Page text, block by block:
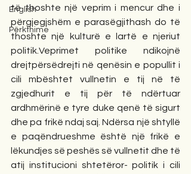
English
Përkthime
të thoshte një veprim i mencur dhe i
përgjegjshëm e parasëgjithash do të
thoshte një kulturë e lartë e njeriut
politik.Veprimet politike ndikojnë
drejtpërsëdrejti në qenësin e popullit i
cili mbështet vullnetin e tij në të
zgjedhurit e tij për të ndërtuar
ardhmërinë e tyre duke qenë të sigurt
dhe pa frikë ndaj saj. Ndërsa një shtyllë
e paqëndrueshme është një frikë e
lëkundjes së peshës së vullnetit dhe të
atij institucioni shtetëror- politik i cili